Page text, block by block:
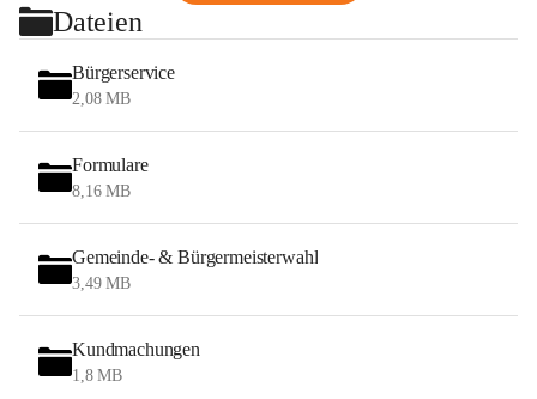
Dateien
Bürgerservice
2,08 MB
Formulare
8,16 MB
Gemeinde- & Bürgermeisterwahl
3,49 MB
Kundmachungen
1,8 MB